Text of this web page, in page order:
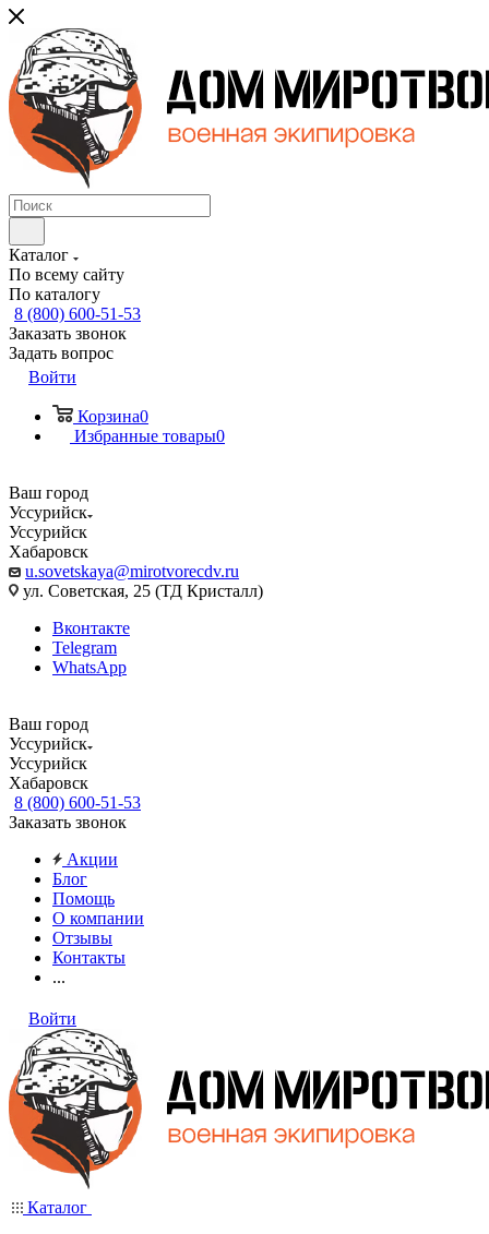
Каталог
По всему сайту
По каталогу
8 (800) 600-51-53
Заказать звонок
Задать вопрос
Войти
Корзина0
Избранные товары0
Ваш город
Уссурийск
Уссурийск
Хабаровск
u.sovetskaya@mirotvorecdv.ru
ул. Советская, 25 (ТД Кристалл)
Вконтакте
Telegram
WhatsApp
Ваш город
Уссурийск
Уссурийск
Хабаровск
8 (800) 600-51-53
Заказать звонок
Акции
Блог
Помощь
О компании
Отзывы
Контакты
...
Войти
Каталог